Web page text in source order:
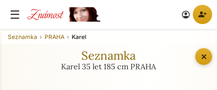
☰ Známost account_circle person_add
✕
Seznamka PRAHA Karel
Seznamka
Karel 35 let 185 cm PRAHA